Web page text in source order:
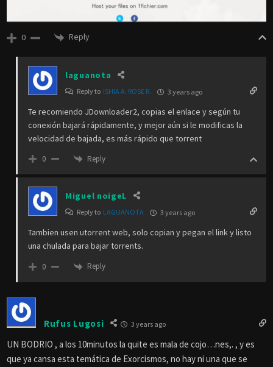
0 Reply
laguanota
Reply to ISHIA A. ROSE R. 3 years ago
Te recomiendo JDownloader2, copias el enlace y según tu
conexión bajará rápidamente, y mejor aún si le modificas la
velocidad de bajada, es más rápido que torrent
0 Reply
Miguel noigeL
Reply to LAGUANOTA 3 years ago
Tambien usen utorrent web, solo copian y pegan el link y listo
una chulada para bajar torrents.
0 Reply
Rufus Lugosi 3 years ago
UN BODRIO , a los 10minutos la quite es mala de cojo…nes,. , y es
que ya cansa esta temática de Exorcismos, no hay ni una que se